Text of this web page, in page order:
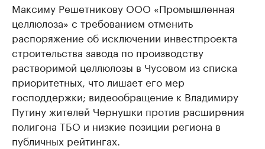
Максиму Решетникову ООО «Промышленная
целлюлоза» с требованием отменить
распоряжение об исключении инвестпроекта
строительства завода по производству
растворимой целлюлозы в Чусовом из списка
приоритетных, что лишает его мер
господдержки; видеообращение к Владимиру
Путину жителей Чернушки против расширения
полигона ТБО и низкие позиции региона в
публичных рейтингах.